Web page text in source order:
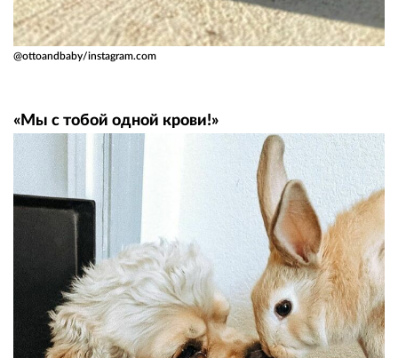
@ottoandbaby/instagram.com
«Мы с тобой одной крови!»